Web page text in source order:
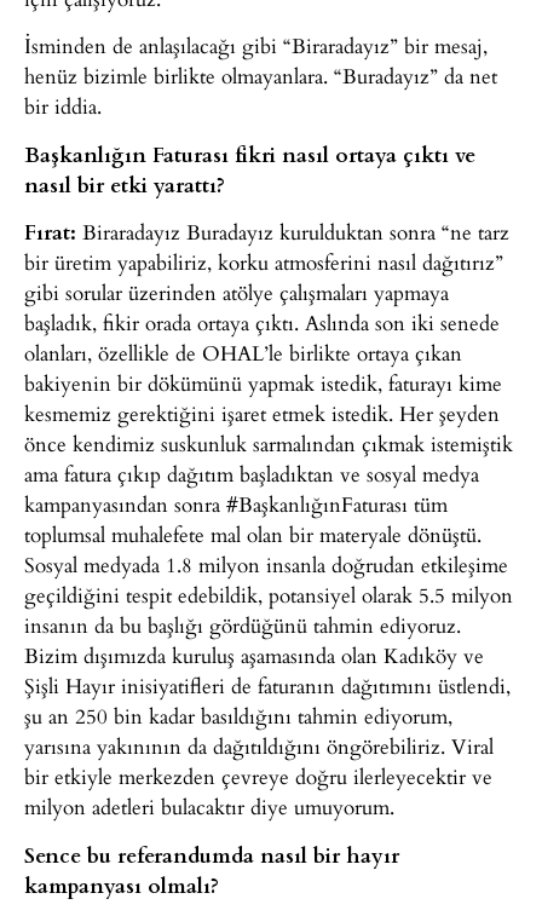
İsminden de anlaşılacağı gibi “Biraradayız” bir mesaj,
henüz bizimle birlikte olmayanlara. “Buradayız” da net
bir iddia.
Başkanlığın Faturası fikri nasıl ortaya çıktı ve
nasıl bir etki yarattı?
Fırat: Biraradayız Buradayız kurulduktan sonra “ne tarz
bir üretim yapabiliriz, korku atmosferini nasıl dağıtırız”
gibi sorular üzerinden atölye çalışmaları yapmaya
başladık, fikir orada ortaya çıktı. Aslında son iki senede
olanları, özellikle de OHAL’le birlikte ortaya çıkan
bakiyenin bir dökümünü yapmak istedik, faturayı kime
kesmemiz gerektiğini işaret etmek istedik. Her şeyden
önce kendimiz suskunluk sarmalından çıkmak istemiştik
ama fatura çıkıp dağıtım başladıktan ve sosyal medya
kampanyasından sonra #BaşkanlığınFaturası tüm
toplumsal muhalefete mal olan bir materyale dönüştü.
Sosyal medyada 1.8 milyon insanla doğrudan etkileşime
geçildiğini tespit edebildik, potansiyel olarak 5.5 milyon
insanın da bu başlığı gördüğünü tahmin ediyoruz.
Bizim dışımızda kuruluş aşamasında olan Kadıköy ve
Şişli Hayır inisiyatifleri de faturanın dağıtımını üstlendi,
şu an 250 bin kadar basıldığını tahmin ediyorum,
yarısına yakınının da dağıtıldığını öngörebiliriz. Viral
bir etkiyle merkezden çevreye doğru ilerleyecektir ve
milyon adetleri bulacaktır diye umuyorum.
Sence bu referandumda nasıl bir hayır
kampanyası olmalı?